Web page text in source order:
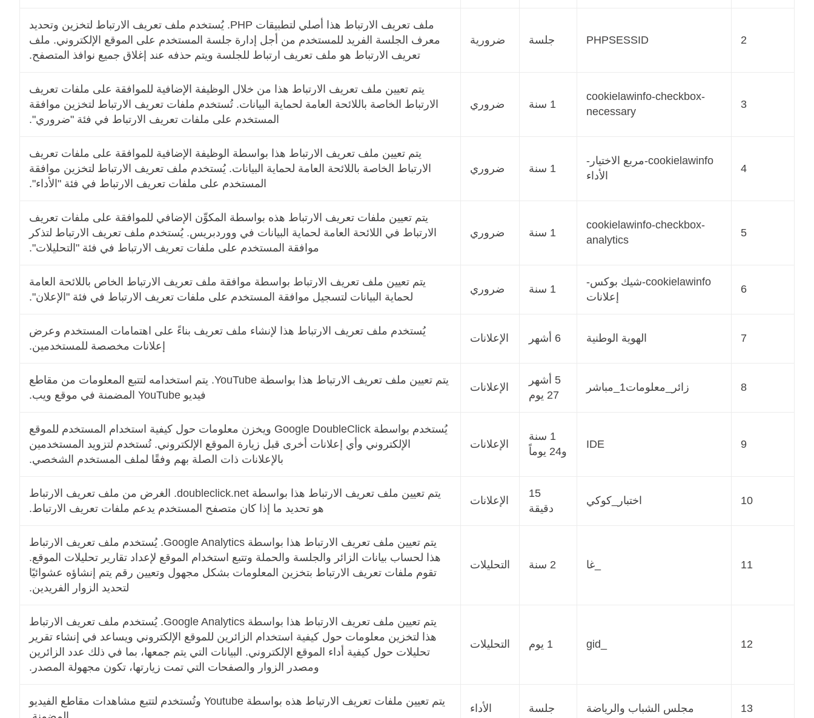
2
PHPSESSID جلسة ضرورية
ملف تعريف الارتباط هذا أصلي لتطبيقات PHP. يُستخدم ملف تعريف الارتباط لتخزين وتحديد
معرف الجلسة الفريد للمستخدم من أجل إدارة جلسة المستخدم على الموقع الإلكتروني. ملف
تعريف الارتباط هو ملف تعريف ارتباط للجلسة ويتم حذفه عند إغلاق جميع نوافذ المتصفح.
3
cookielawinfo-checkbox-
necessary
1 سنة ضروري
يتم تعيين ملف تعريف الارتباط هذا من خلال الوظيفة الإضافية للموافقة على ملفات تعريف
الارتباط الخاصة باللائحة العامة لحماية البيانات. تُستخدم ملفات تعريف الارتباط لتخزين موافقة
المستخدم على ملفات تعريف الارتباط في فئة "ضروري".
4
cookielawinfo-مربع الاختيار-
الأداء
1 سنة ضروري
يتم تعيين ملف تعريف الارتباط هذا بواسطة الوظيفة الإضافية للموافقة على ملفات تعريف
الارتباط الخاصة باللائحة العامة لحماية البيانات. يُستخدم ملف تعريف الارتباط لتخزين موافقة
المستخدم على ملفات تعريف الارتباط في فئة "الأداء".
5
cookielawinfo-checkbox-
analytics
1 سنة ضروري
يتم تعيين ملفات تعريف الارتباط هذه بواسطة المكوِّن الإضافي للموافقة على ملفات تعريف
الارتباط في اللائحة العامة لحماية البيانات في ووردبريس. يُستخدم ملف تعريف الارتباط لتذكر
موافقة المستخدم على ملفات تعريف الارتباط في فئة "التحليلات".
6
cookielawinfo-شيك بوكس-
إعلانات
1 سنة ضروري
يتم تعيين ملف تعريف الارتباط بواسطة موافقة ملف تعريف الارتباط الخاص باللائحة العامة
لحماية البيانات لتسجيل موافقة المستخدم على ملفات تعريف الارتباط في فئة "الإعلان".
7 الهوية الوطنية 6 أشهر الإعلانات
يُستخدم ملف تعريف الارتباط هذا لإنشاء ملف تعريف بناءً على اهتمامات المستخدم وعرض
إعلانات مخصصة للمستخدمين.
8 زائر_معلومات1_مباشر
5 أشهر
27 يوم
الإعلانات
يتم تعيين ملف تعريف الارتباط هذا بواسطة YouTube. يتم استخدامه لتتبع المعلومات من مقاطع
فيديو YouTube المضمنة في موقع ويب.
9
IDE
1 سنة
و24 يوماً
الإعلانات
يُستخدم بواسطة Google DoubleClick ويخزن معلومات حول كيفية استخدام المستخدم للموقع
الإلكتروني وأي إعلانات أخرى قبل زيارة الموقع الإلكتروني. تُستخدم لتزويد المستخدمين
بالإعلانات ذات الصلة بهم وفقًا لملف المستخدم الشخصي.
10 اختبار_كوكي
15
دقيقة
الإعلانات
يتم تعيين ملف تعريف الارتباط هذا بواسطة doubleclick.net. الغرض من ملف تعريف الارتباط
هو تحديد ما إذا كان متصفح المستخدم يدعم ملفات تعريف الارتباط.
11 _غا 2 سنة التحليلات
يتم تعيين ملف تعريف الارتباط هذا بواسطة Google Analytics. يُستخدم ملف تعريف الارتباط
هذا لحساب بيانات الزائر والجلسة والحملة وتتبع استخدام الموقع لإعداد تقارير تحليلات الموقع.
تقوم ملفات تعريف الارتباط بتخزين المعلومات بشكل مجهول وتعيين رقم يتم إنشاؤه عشوائيًا
لتحديد الزوار الفريدين.
12 1 يوم التحليلات
يتم تعيين ملف تعريف الارتباط هذا بواسطة Google Analytics. يُستخدم ملف تعريف الارتباط
هذا لتخزين معلومات حول كيفية استخدام الزائرين للموقع الإلكتروني ويساعد في إنشاء تقرير
تحليلات حول كيفية أداء الموقع الإلكتروني. البيانات التي يتم جمعها، بما في ذلك عدد الزائرين
ومصدر الزوار والصفحات التي تمت زيارتها، تكون مجهولة المصدر.
13 مجلس الشباب والرياضة جلسة الأداء
يتم تعيين ملفات تعريف الارتباط هذه بواسطة Youtube وتُستخدم لتتبع مشاهدات مقاطع الفيديو